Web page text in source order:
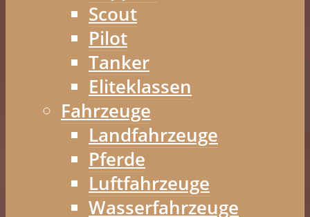
Scout
Pilot
Tanker
Eliteklassen
Fahrzeuge
Landfahrzeuge
Pferde
Luftfahrzeuge
Wasserfahrzeuge